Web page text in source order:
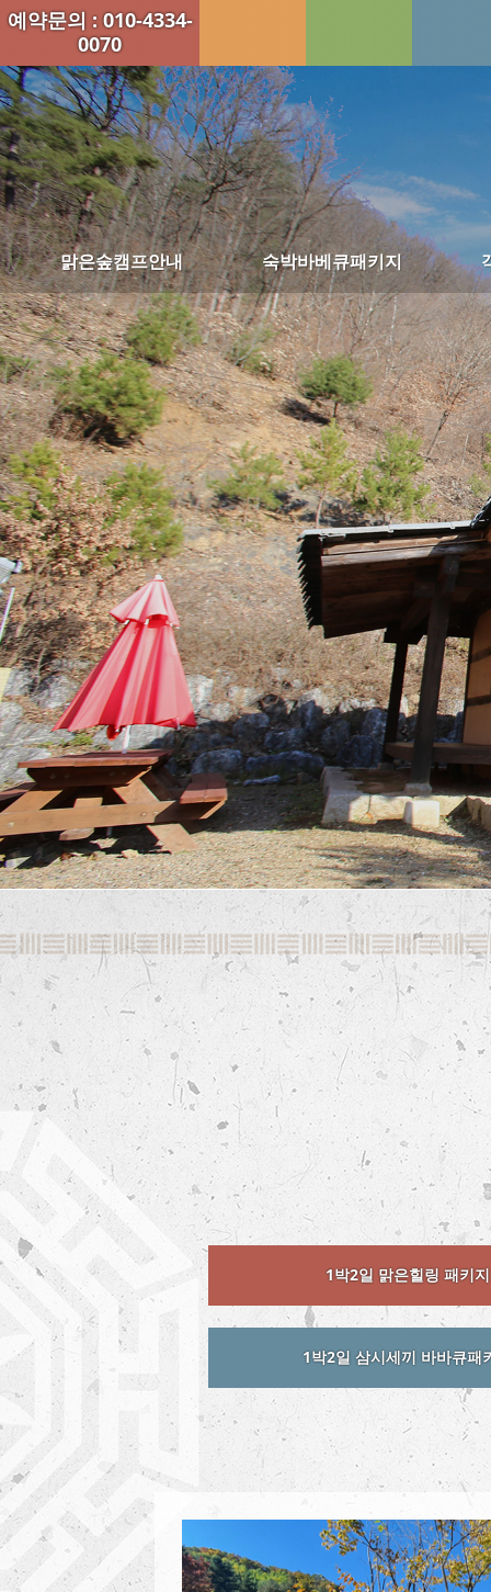
예약문의 : 010-4334-
0070
맑은숲캠프안내
맑은숲캠프소개
시설배치도
외부사진
부대시설사진
개울가사진
오시는길
관광&레져
공지사항
숙박바베큐패키지
1박2일 맑은힐링 패키지 (4식)
1박2일 숙박바베큐패키지 (2식)
1박2일 (스페셜) 숙박바베큐패키지 (2식)
1박2일 삼시세끼 패키지 (3식)
2박3일 숙박바베큐패키지 (5식)
당일야유회/패키지
바베큐사진
패키지 예약현황보기
1박2일 맑은힐링 패키
1박2일 삼시세끼 바바큐패